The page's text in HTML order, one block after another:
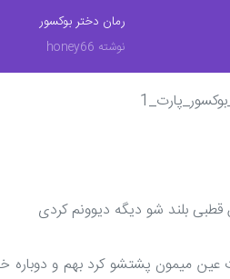
رمان دختر بوکسور
نوشته honey66
بلند شو دیگه دیوونم کردی
میمون پشتشو کرد بهم و دوباره